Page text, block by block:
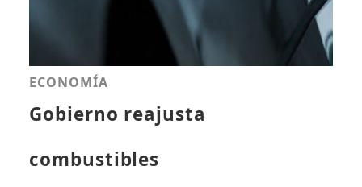
ECONOMÍA
Gobierno reajusta
combustibles